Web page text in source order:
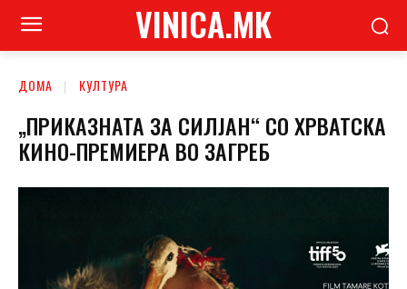
VINICA.MK
ДОМА КУЛТУРА
„ПРИКАЗНАТА ЗА СИЛЈАН“ СО ХРВАТСКА
КИНО-ПРЕМИЕРА ВО ЗАГРЕБ